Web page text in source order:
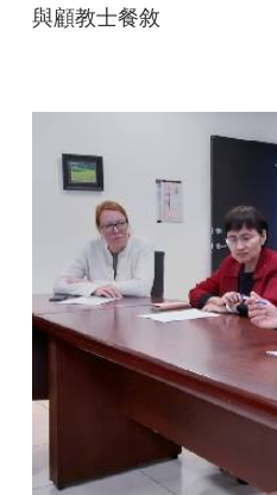
與顧教士餐敘